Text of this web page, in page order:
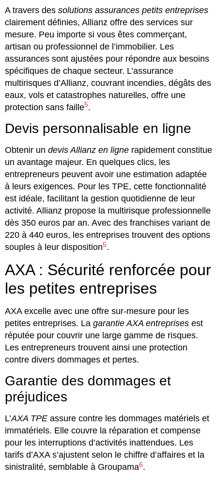
A travers des solutions assurances petits entreprises
clairement définies, Allianz offre des services sur
mesure. Peu importe si vous êtes commerçant,
artisan ou professionnel de l’immobilier. Les
assurances sont ajustées pour répondre aux besoins
spécifiques de chaque secteur. L’assurance
multirisques d’Allianz, couvrant incendies, dégâts des
eaux, vols et catastrophes naturelles, offre une
protection sans faille5.
Devis personnalisable en ligne
Obtenir un devis Allianz en ligne rapidement constitue
un avantage majeur. En quelques clics, les
entrepreneurs peuvent avoir une estimation adaptée
à leurs exigences. Pour les TPE, cette fonctionnalité
est idéale, facilitant la gestion quotidienne de leur
activité. Allianz propose la multirisque professionnelle
dès 350 euros par an. Avec des franchises variant de
220 à 440 euros, les entreprises trouvent des options
souples à leur disposition5.
AXA : Sécurité renforcée pour
les petites entreprises
AXA excelle avec une offre sur-mesure pour les
petites entreprises. La garantie AXA entreprises est
réputée pour couvrir une large gamme de risques.
Les entrepreneurs trouvent ainsi une protection
contre divers dommages et pertes.
Garantie des dommages et
préjudices
L’AXA TPE assure contre les dommages matériels et
immatériels. Elle couvre la réparation et compense
pour les interruptions d’activités inattendues. Les
tarifs d’AXA s’ajustent selon le chiffre d’affaires et la
sinistralité, semblable à Groupama6.